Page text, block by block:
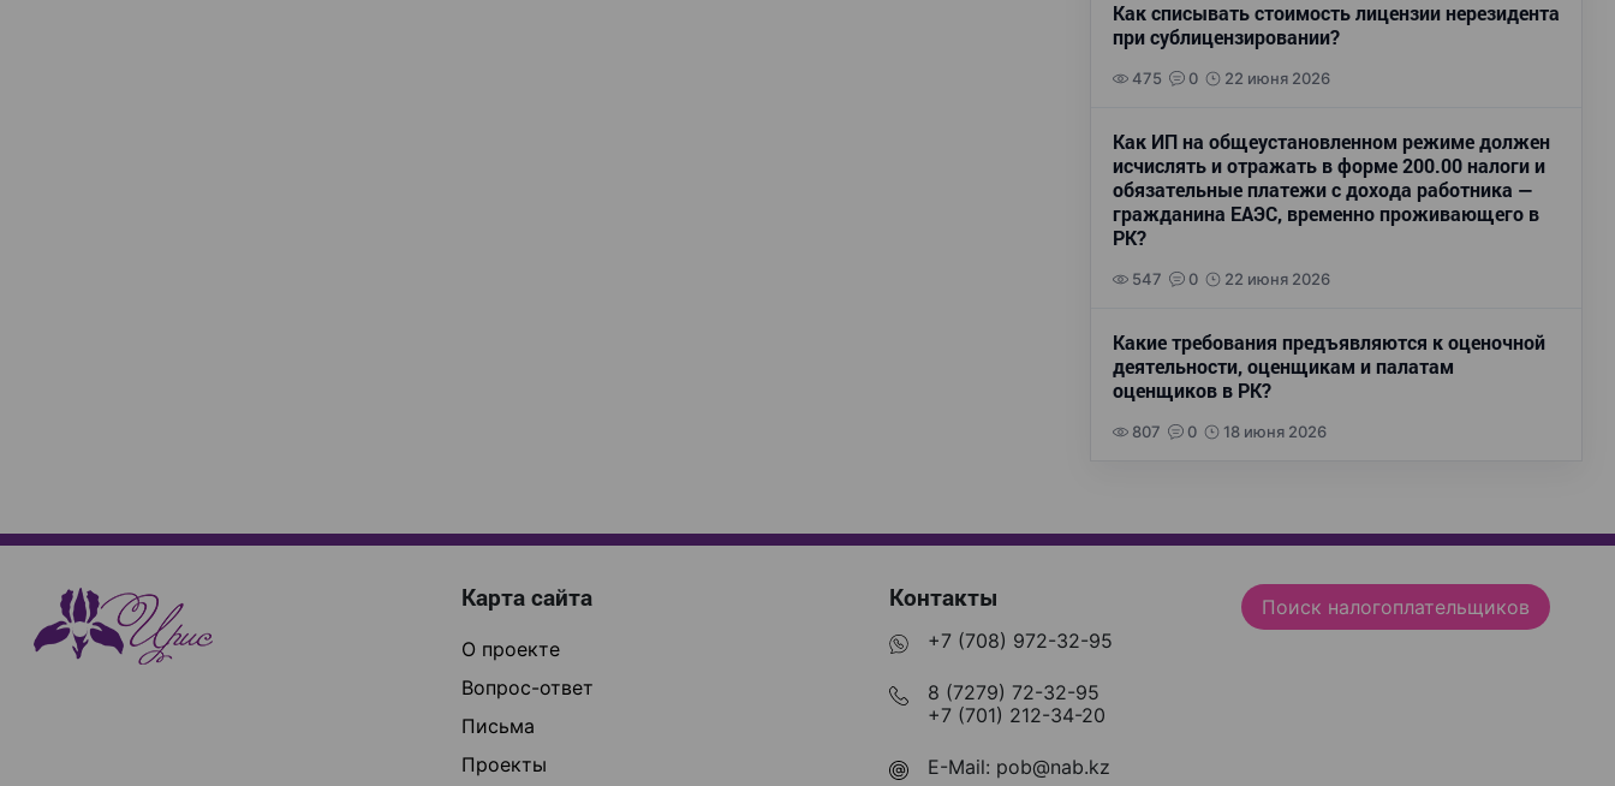
Как списывать стоимость лицензии нерезидента
при сублицензировании?
475 0 22 июня 2026
Как ИП на общеустановленном режиме должен
исчислять и отражать в форме 200.00 налоги и
обязательные платежи с дохода работника —
гражданина ЕАЭС, временно проживающего в
РК?
547 0 22 июня 2026
Какие требования предъявляются к оценочной
деятельности, оценщикам и палатам
оценщиков в РК?
807 0 18 июня 2026
Карта сайта
О проекте
Вопрос-ответ
Письма
Проекты
Контакты
+7 (708) 972-32-95
8 (7279) 72-32-95
+7 (701) 212-34-20
E-Mail: pob@nab.kz
Поиск налогоплательщиков